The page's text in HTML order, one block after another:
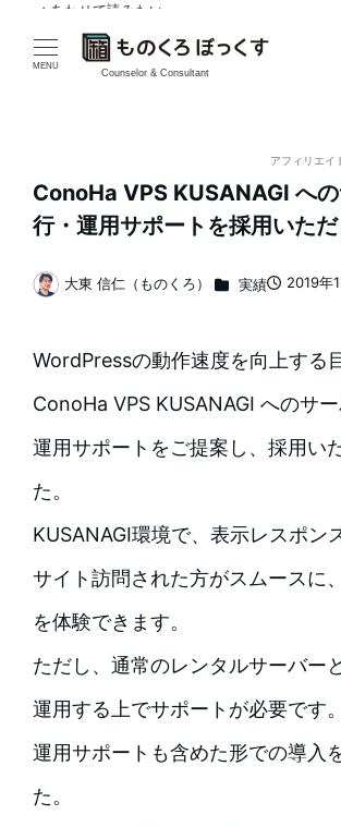
MENU
Counselor & Consultant
アフィリエイ
ConoHa VPS KUSANAGI へ
行・運用サポートを採用いた
投稿日
2019年
著
大東 信仁（ものくろ） カテゴリー
実績
WordPressの動作速度を向上する
ConoHa VPS KUSANAGI へのサー
運用サポートをご提案し、採用い
た。
KUSANAGI環境で、表示レスポン
サイト訪問された方がスムースに
を体験できます。
ただし、通常のレンタルサーバー
運用する上でサポートが必要です。
運用サポートも含めた形での導入
た。
✓ あわせて読みたい